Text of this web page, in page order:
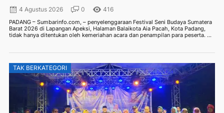
4 Agustus 2026 0 416
PADANG – Sumbarinfo.com, – penyelenggaraan Festival Seni Budaya Sumatera
Barat 2026 di Lapangan Apeksi, Halaman Balaikota Aia Pacah, Kota Padang,
tidak hanya ditentukan oleh kemeriahan acara dan penampilan para peserta. ...
TAK BERKATEGORI